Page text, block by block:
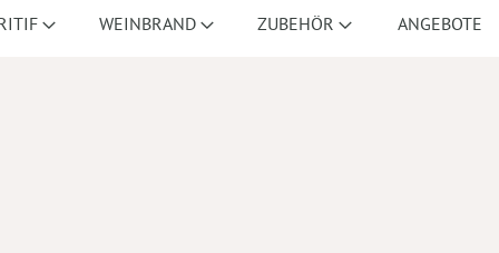
WEINBRAND ZUBEHÖR ANGEBOTE